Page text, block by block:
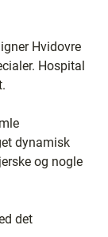
Hvidovre
Hospital
dynamisk
og nogle
det